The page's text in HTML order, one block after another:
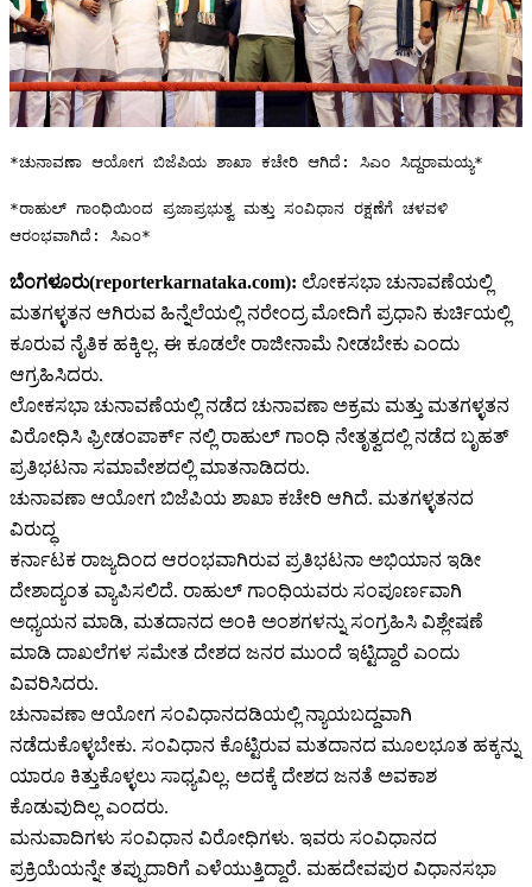
*ಚುನಾವಣಾ ಆಯೋಗ ಬಿಜೆಪಿಯ ಶಾಖಾ ಕಚೇರಿ ಆಗಿದೆ: ಸಿಎಂ ಸಿದ್ದರಾಮಯ್ಯ*
*ರಾಹುಲ್ ಗಾಂಧಿಯಿಂದ ಪ್ರಜಾಪ್ರಭುತ್ವ ಮತ್ತು ಸಂವಿಧಾನ ರಕ್ಷಣೆಗೆ ಚಳವಳಿ
ಆರಂಭವಾಗಿದೆ: ಸಿಎಂ*
ಬೆಂಗಳೂರು(reporterkarnataka.com): ಲೋಕಸಭಾ ಚುನಾವಣೆಯಲ್ಲಿ
ಮತಗಳ್ಳತನ ಆಗಿರುವ ಹಿನ್ನೆಲೆಯಲ್ಲಿ ನರೇಂದ್ರ ಮೋದಿಗೆ ಪ್ರಧಾನಿ ಕುರ್ಚಿಯಲ್ಲಿ
ಕೂರುವ ನೈತಿಕ ಹಕ್ಕಿಲ್ಲ. ಈ ಕೂಡಲೇ ರಾಜೀನಾಮೆ ನೀಡಬೇಕು ಎಂದು
ಆಗ್ರಹಿಸಿದರು.
ಲೋಕಸಭಾ ಚುನಾವಣೆಯಲ್ಲಿ ನಡೆದ ಚುನಾವಣಾ ಅಕ್ರಮ ಮತ್ತು ಮತಗಳ್ಳತನ
ವಿರೋಧಿಸಿ ಫ್ರೀಡಂಪಾರ್ಕ್ ನಲ್ಲಿ ರಾಹುಲ್ ಗಾಂಧಿ ನೇತೃತ್ವದಲ್ಲಿ ನಡೆದ ಬೃಹತ್
ಪ್ರತಿಭಟನಾ ಸಮಾವೇಶದಲ್ಲಿ ಮಾತನಾಡಿದರು.
ಚುನಾವಣಾ ಆಯೋಗ ಬಿಜೆಪಿಯ ಶಾಖಾ ಕಚೇರಿ ಆಗಿದೆ. ಮತಗಳ್ಳತನದ
ವಿರುದ್ಧ
ಕರ್ನಾಟಕ ರಾಜ್ಯದಿಂದ ಆರಂಭವಾಗಿರುವ ಪ್ರತಿಭಟನಾ ಅಭಿಯಾನ ಇಡೀ
ದೇಶಾದ್ಯಂತ ವ್ಯಾಪಿಸಲಿದೆ. ರಾಹುಲ್ ಗಾಂಧಿಯವರು ಸಂಪೂರ್ಣವಾಗಿ
ಅಧ್ಯಯನ ಮಾಡಿ, ಮತದಾನದ ಅಂಕಿ ಅಂಶಗಳನ್ನು ಸಂಗ್ರಹಿಸಿ ವಿಶ್ಲೇಷಣೆ
ಮಾಡಿ ದಾಖಲೆಗಳ ಸಮೇತ ದೇಶದ ಜನರ ಮುಂದೆ ಇಟ್ಟಿದ್ದಾರೆ ಎಂದು
ವಿವರಿಸಿದರು.
ಚುನಾವಣಾ ಆಯೋಗ ಸಂವಿಧಾನದಡಿಯಲ್ಲಿ ನ್ಯಾಯಬದ್ದವಾಗಿ
ನಡೆದುಕೊಳ್ಳಬೇಕು. ಸಂವಿಧಾನ ಕೊಟ್ಟಿರುವ ಮತದಾನದ ಮೂಲಭೂತ ಹಕ್ಕನ್ನು
ಯಾರೂ ಕಿತ್ತುಕೊಳ್ಳಲು ಸಾಧ್ಯವಿಲ್ಲ. ಅದಕ್ಕೆ ದೇಶದ ಜನತೆ ಅವಕಾಶ
ಕೊಡುವುದಿಲ್ಲ ಎಂದರು.
ಮನುವಾದಿಗಳು ಸಂವಿಧಾನ ವಿರೋಧಿಗಳು. ಇವರು ಸಂವಿಧಾನದ
ಪ್ರಕ್ರಿಯೆಯನ್ನೇ ತಪ್ಪುದಾರಿಗೆ ಎಳೆಯುತ್ತಿದ್ದಾರೆ. ಮಹದೇವಪುರ ವಿಧಾನಸಭಾ